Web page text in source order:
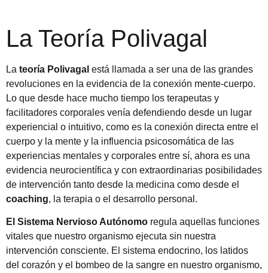
La Teoría Polivagal
La teoría Polivagal está llamada a ser una de las grandes
revoluciones en la evidencia de la conexión mente-cuerpo.
Lo que desde hace mucho tiempo los terapeutas y
facilitadores corporales venía defendiendo desde un lugar
experiencial o intuitivo, como es la conexión directa entre el
cuerpo y la mente y la influencia psicosomática de las
experiencias mentales y corporales entre sí, ahora es una
evidencia neurocientífica y con extraordinarias posibilidades
de intervención tanto desde la medicina como desde el
coaching, la terapia o el desarrollo personal.
El Sistema Nervioso Autónomo regula aquellas funciones
vitales que nuestro organismo ejecuta sin nuestra
intervención consciente. El sistema endocrino, los latidos
del corazón y el bombeo de la sangre en nuestro organismo,